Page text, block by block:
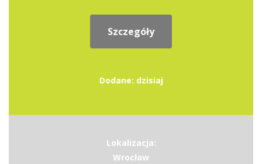
Szczegóły
Dodane: dzisiaj
Lokalizacja:
Wrocław